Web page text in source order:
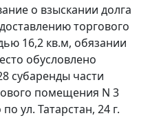
о взыскании долга
торгового
16,2 кв.м, обязании
обусловлено
субаренды части
помещения N 3
ул. Татарстан, 24 г.